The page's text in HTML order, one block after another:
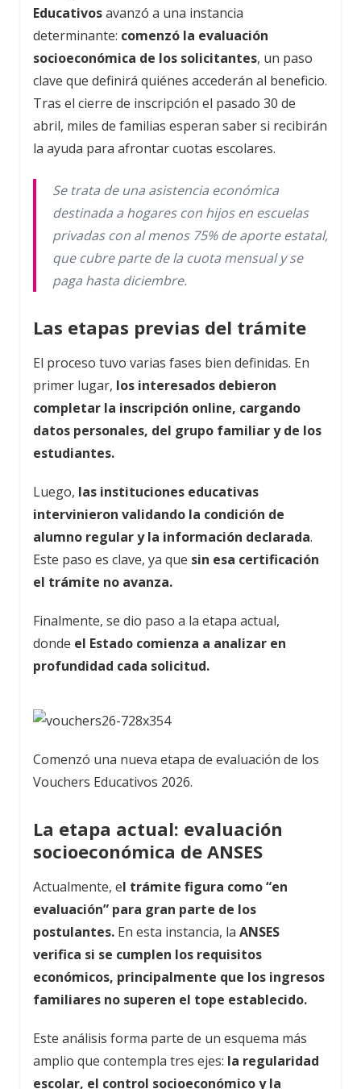
Educativosavanzó a una instancia
determinante: comenzó la evaluación
socioeconómica de los solicitantes, un paso
clave que definirá quiénes accederán al beneficio.
Tras el cierre de inscripción el pasado 30 de
abril, miles de familias esperan saber si recibirán
la ayuda para afrontar cuotas escolares.
Se trata de una asistencia económica
destinada a hogares con hijos en escuelas
privadas con al menos 75% de aporte estatal,
que cubre parte de la cuota mensual y se
paga hasta diciembre.
Las etapas previas del trámite
El proceso tuvo varias fases bien definidas. En
primer lugar, los interesados debieron
completar la inscripción online, cargando
datos personales, del grupo familiar y de los
estudiantes.
Luego, las instituciones educativas
intervinieron validando la condición de
alumno regular y la información declarada.
Este paso es clave, ya que sin esa certificación
el trámite no avanza.
Finalmente, se dio paso a la etapa actual,
donde el Estado comienza a analizar en
profundidad cada solicitud.
Comenzó una nueva etapa de evaluación de los
Vouchers Educativos 2026.
La etapa actual: evaluación
socioeconómica de ANSES
Actualmente, el trámite figura como “en
evaluación” para gran parte de los
postulantes. En esta instancia, la ANSES
verifica si se cumplen los requisitos
económicos, principalmente que los ingresos
familiares no superen el tope establecido.
Este análisis forma parte de un esquema más
amplio que contempla tres ejes: la regularidad
escolar, el control socioeconómico y la